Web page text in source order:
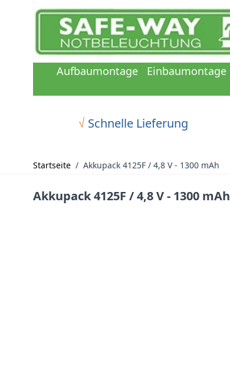
Zum Inhalt springen
√ Schnelle Lieferung
Aufbaumontage Einbaumontage
Startseite / Akkupack 4125F / 4,8 V - 1300 mAh
Akkupack 4125F / 4,8 V - 1300 mAh